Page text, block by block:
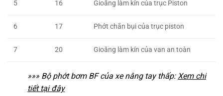
5 16 Gioăng làm kín của trục Piston
6 17 Phớt chắn bụi của trục piston
7 20 Gioăng làm kín của van an toàn
»»» Bộ phớt bơm BF của xe nâng tay thấp: Xem chi
tiết tại đây